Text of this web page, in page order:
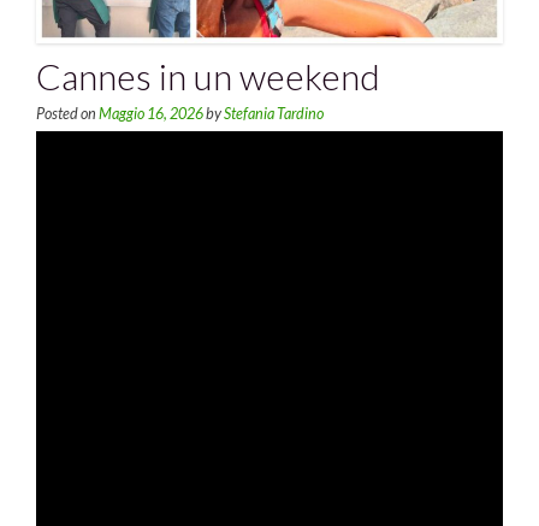
Cannes in un weekend
Posted on Maggio 16, 2026byStefania Tardino